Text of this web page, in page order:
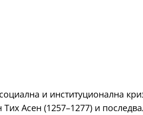
и институционална
Асен (1257–1277) и